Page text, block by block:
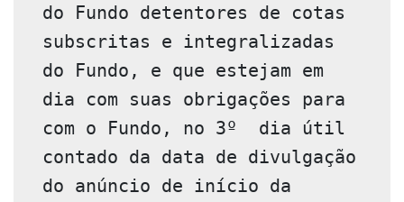
do Fundo detentores de cotas
subscritas e integralizadas
do Fundo, e que estejam em
dia com suas obrigações para
com o Fundo, no 3º  dia útil
contado da data de divulgação
do anúncio de início da